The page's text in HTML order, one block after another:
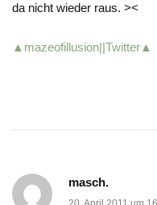
da nicht wieder raus. ><
▲mazeofillusion||Twitter▲
masch.